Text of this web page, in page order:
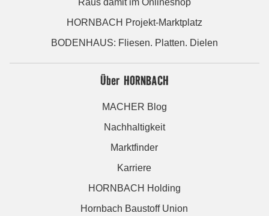
Raus damit im Onlineshop
HORNBACH Projekt-Marktplatz
BODENHAUS: Fliesen. Platten. Dielen
Über HORNBACH
MACHER Blog
Nachhaltigkeit
Marktfinder
Karriere
HORNBACH Holding
Hornbach Baustoff Union